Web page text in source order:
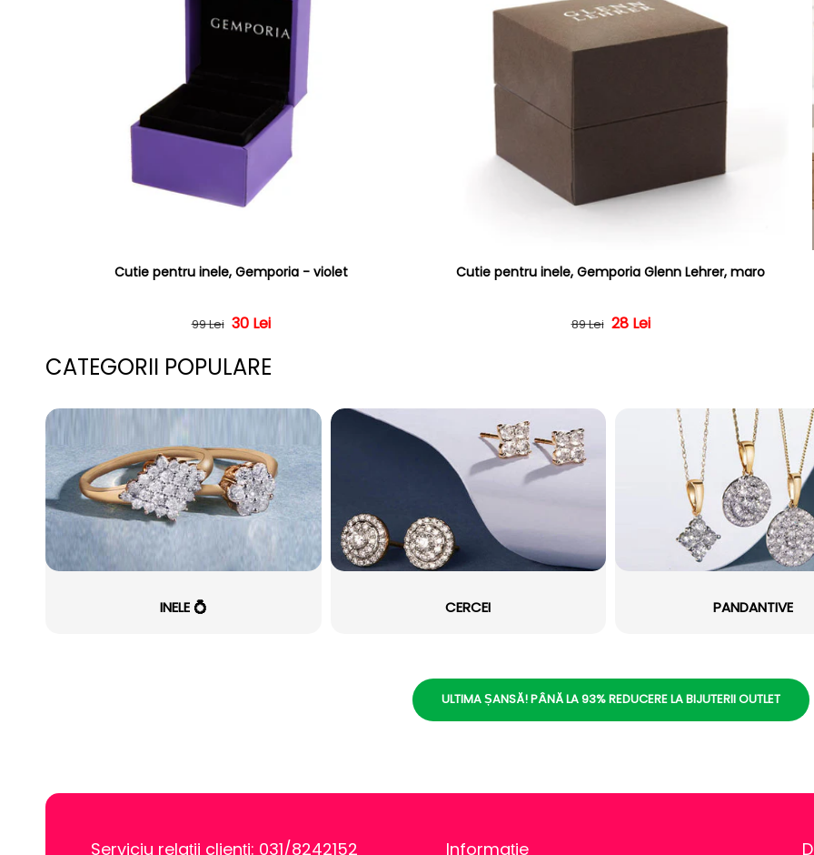
Cutie pentru inele, Gemporia - violet
Preț obișnuit
99 Lei Preț redus
30 Lei
Cutie pentru inele, Gemporia Glenn Lehrer, maro
Preț obișnuit
89 Lei Preț redus
28 Lei
CATEGORII POPULARE
INELE 💍 CERCEI PANDANTIVE
ULTIMA ȘANSĂ! PÂNĂ LA 93% REDUCERE LA BIJUTERII OUTLET
Serviciu relații clienți: 031/8242152 Informație